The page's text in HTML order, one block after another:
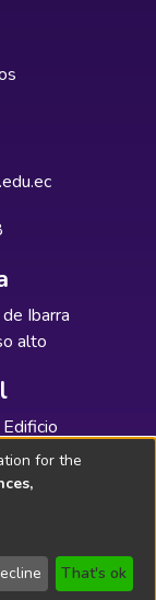
Ibarra
alto
for the
That's ok